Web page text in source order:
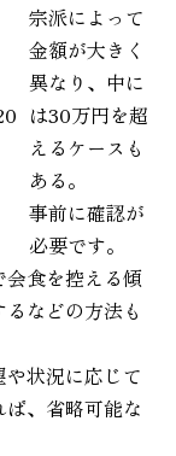
宗派によって
金額が大きく
異なり、中に
は30万円を超
えるケースも
ある。
事前に確認が
必要です。
食を控える傾
などの方法も
状況に応じて
、省略可能な